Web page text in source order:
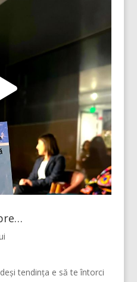
tendința e să te întorci